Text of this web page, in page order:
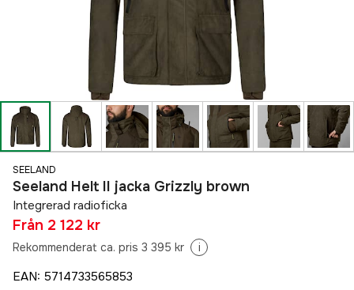
SEELAND
Seeland Helt II jacka Grizzly brown
Integrerad radioficka
Från 2 122 kr
Rekommenderat ca. pris 3 395 kr i
EAN: 5714733565853